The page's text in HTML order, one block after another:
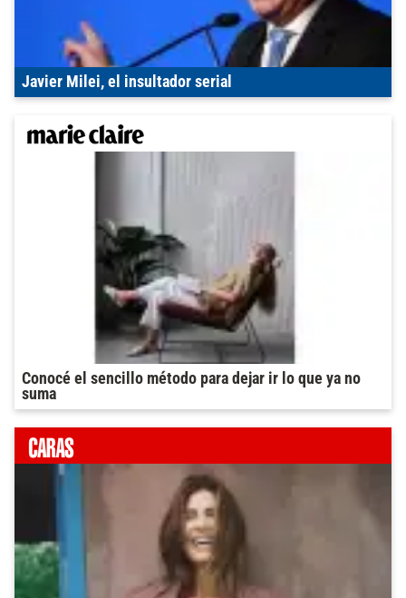
Javier Milei, el insultador serial
Conocé el sencillo método para dejar ir lo que ya no
suma